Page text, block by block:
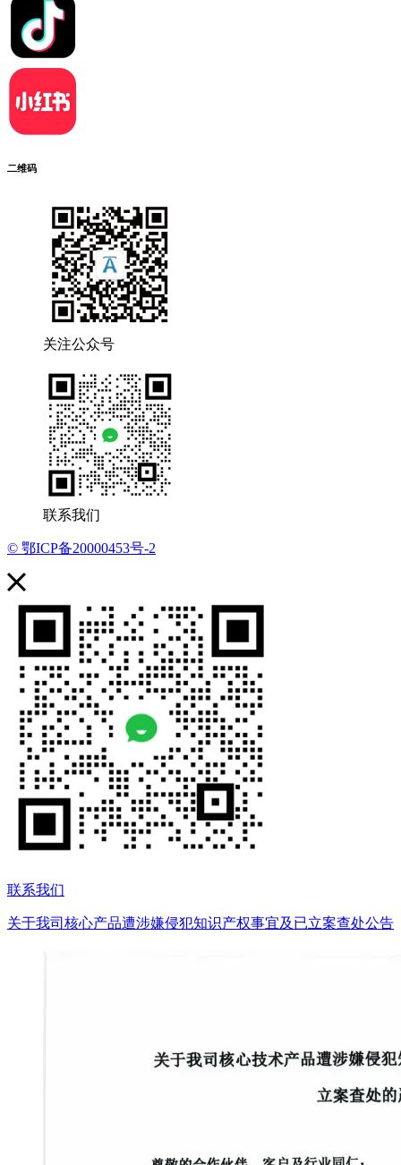
二维码
关注公众号
联系我们
© 鄂ICP备20000453号-2
联系我们
关于我司核心产品遭涉嫌侵犯知识产权事宜及已立案查处公告